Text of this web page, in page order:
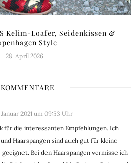
Kelim-Loafer, Seidenkissen &
Style
28. April 2026
Januar 2021 um 09:53 Uhr
für die interessanten Empfehlungen. Ich
Haarspangen sind auch gut für kleine
geeignet. Bei den Haarspangen vermisse ich